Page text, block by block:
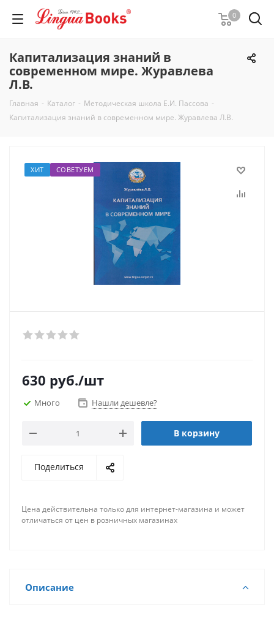
0
Капитализация знаний в
современном мире. Журавлева
Л.В.
Главная - Каталог - Методическая школа Е.И. Пассова -
Капитализация знаний в современном мире. Журавлева Л.В.
ХИТ СОВЕТУЕМ
630 руб./шт
Много Нашли дешевле?
В корзину
Поделиться
Цена действительна только для интернет-магазина и может
отличаться от цен в розничных магазинах
Описание